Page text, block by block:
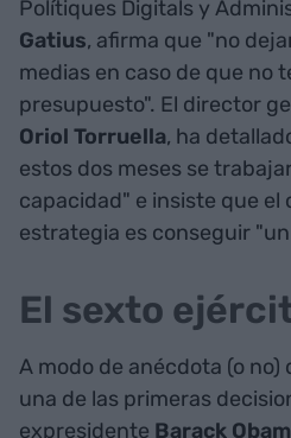
Polítiques Digitals y
Gatius, afirma que "no
medias en caso de que no
presupuesto". El director
Oriol Torruella, ha
estos dos meses se
capacidad" e insiste que el
estrategia es conseguir
El sexto
A modo de anécdota (o no)
una de las primeras
expresidente Barack